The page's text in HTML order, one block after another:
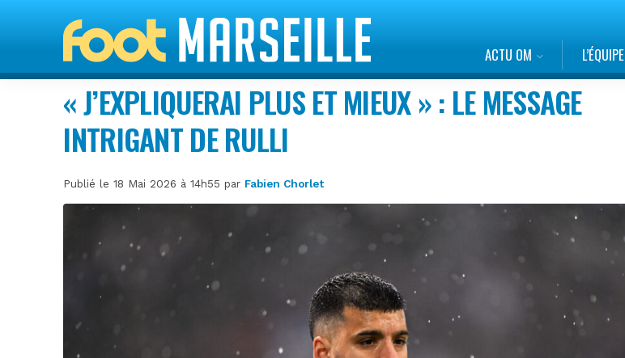
ACTU OM L’ÉQUIPE
« J’EXPLIQUERAI PLUS ET MIEUX » : LE MESSAGE
INTRIGANT DE RULLI
Publié le 18 Mai 2026 à 14h55 par Fabien Chorlet